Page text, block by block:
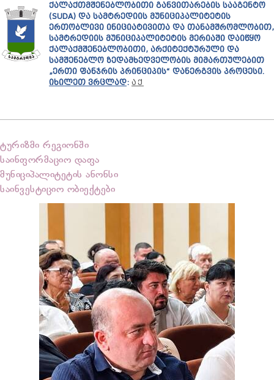
ᲥᲐᲚᲐᲥᲗᲛᲨᲔᲜᲔᲑᲚᲝᲑᲘᲗᲘ ᲒᲐᲜᲕᲘᲗᲐᲠᲔᲑᲘᲡ ᲡᲐᲐᲒᲔᲜᲢᲝ
(SUDA) ᲓᲐ ᲡᲐᲛᲢᲠᲔᲓᲘᲘᲡ ᲛᲣᲜᲘᲪᲘᲞᲐᲚᲘᲢᲔᲢᲘᲡ
ᲔᲠᲗᲝᲑᲚᲘᲕᲘ ᲘᲜᲘᲪᲘᲐᲢᲘᲕᲘᲗᲐ ᲓᲐ ᲗᲐᲜᲐᲛᲨᲠᲝᲛᲚᲝᲑᲘᲗ,
ᲡᲐᲛᲢᲠᲔᲓᲘᲘᲡ ᲛᲣᲜᲘᲪᲘᲞᲐᲚᲘᲢᲔᲢᲘᲡ ᲛᲔᲠᲘᲐᲨᲘ ᲓᲐᲘᲬᲧᲝ
ᲥᲐᲚᲐᲥᲛᲨᲔᲜᲔᲑᲚᲝᲑᲘᲗᲘ, ᲐᲠᲥᲘᲢᲔᲥᲢᲣᲠᲣᲚᲘ ᲓᲐ
ᲡᲐᲛᲨᲔᲜᲔᲑᲚᲝ ᲖᲔᲓᲐᲛᲮᲔᲓᲕᲔᲚᲝᲑᲘᲡ ᲛᲘᲛᲐᲠᲗᲣᲚᲔᲑᲘᲗ
„ᲔᲠᲗᲘ ᲤᲐᲜᲯᲠᲘᲡ ᲞᲠᲘᲜᲪᲘᲞᲘᲡ“ ᲓᲐᲜᲔᲠᲒᲕᲘᲡ ᲞᲠᲝᲪᲔᲡᲘ.
ᲘᲮᲘᲚᲔᲗ ᲕᲠᲪᲚᲐᲓ: ᲐᲥ
ტურიზმი რეგიონში
საინფორმაციო დაფა
მუნიციპალიტეტის ანონსი
საინვესტიციო ობიექტები